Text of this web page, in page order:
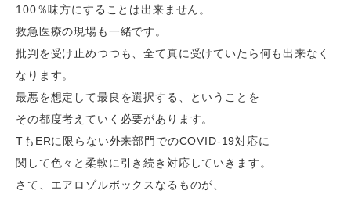
100％味方にすることは出来ません。
救急医療の現場も一緒です。
批判を受け止めつつも、全て真に受けていたら何も出来なく
なります。
最悪を想定して最良を選択する、ということを
その都度考えていく必要があります。
TもERに限らない外来部門でのCOVID-19対応に
関して色々と柔軟に引き続き対応していきます。
さて、エアロゾルボックスなるものが、